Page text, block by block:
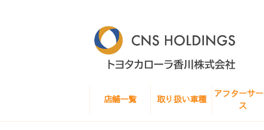
店舗一覧 取り扱い車種
アフターサ
ス